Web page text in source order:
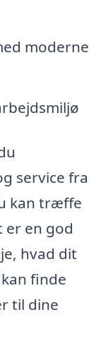
moderne
service fra
kan træffe
er en god
hvad dit
finde
til dine